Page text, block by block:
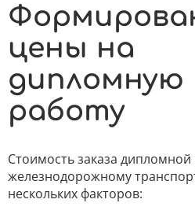
цены на
дипломную
работу
Стоимость заказа
железнодорожному
нескольких факторов: